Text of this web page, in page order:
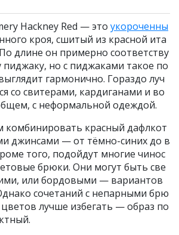
Hackney Red — это укороченны
кроя, сшитый из красной ита
длине он примерно соответству
пиджаку, но с пиджаками такое по
гармонично. Гораздо луч
со свитерами, кардиганами и во
с неформальной одеждой.
красный дафлкот
джинсами — от тёмно-синих до в
того, подойдут многие чинос
брюки. Они могут быть све
или бордовыми — вариантов
сочетаний с непарными брю
лучше избегать — образ по